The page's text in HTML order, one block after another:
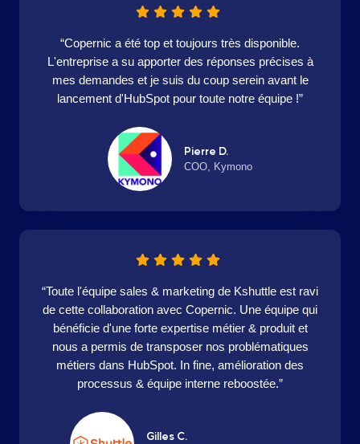
“Copernic a été top et toujours très disponible.
L'entreprise a su apporter des réponses précises à
mes demandes et je suis du coup serein avant le
lancement d'HubSpot pour toute notre équipe !”
Pierre D.
COO, Kymono
“Toute l'équipe sales & marketing de Kshuttle est ravi
de cette collaboration avec Copernic. Une équipe qui
bénéficie d'une forte expertise métier & produit et
nous a permis de transposer nos problématiques
métiers dans HubSpot. In fine, amélioration des
processus & équipe interne reboostée.”
Gilles C.